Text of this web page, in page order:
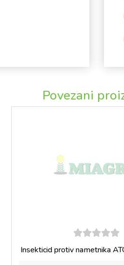
Povezani
out of
5
Insekticid protiv nametnika